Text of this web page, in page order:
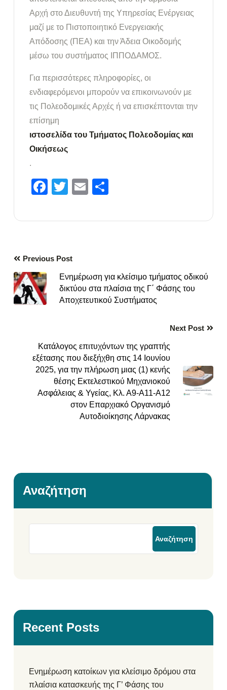
Αρχή στο Διευθυντή της Υπηρεσίας Ενέργειας
μαζί με το Πιστοποιητικό Ενεργειακής
Απόδοσης (ΠΕΑ) και την Άδεια Οικοδομής
μέσω του συστήματος ΙΠΠΟΔΑΜΟΣ.
Για περισσότερες πληροφορίες, οι
ενδιαφερόμενοι μπορούν να επικοινωνούν με
τις Πολεοδομικές Αρχές ή να επισκέπτονται την
επίσημη
ιστοσελίδα του Τμήματος Πολεοδομίας και
Οικήσεως
.
Facebook
Twitter
Email
Previous Post
Ενημέρωση για κλείσιμο τμήματος οδικού
δικτύου στα πλαίσια της Γ΄ Φάσης του
Αποχετευτικού Συστήματος
Next Post
Kατάλογος επιτυχόντων της γραπτής
εξέτασης που διεξήχθη στις 14 Ιουνίου
2025, για την πλήρωση μιας (1) κενής
θέσης Εκτελεστικού Μηχανιοκού
Ασφάλειας & Υγείας, Κλ. Α9-Α11-Α12
στον Επαρχιακό Οργανισμό
Αυτοδιοίκησης Λάρνακας
Αναζήτηση
Αναζήτηση
Recent Posts
Ενημέρωση κατοίκων για κλείσιμο δρόμου στα
πλαίσια κατασκευής της Γ’ Φάσης του